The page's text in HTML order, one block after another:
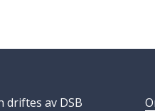
driftes av DSB